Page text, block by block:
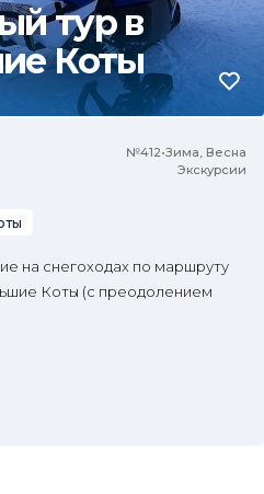
тур в
Коты
№412•Зима, Весна
Экскурсии
на снегоходах по маршруту
Коты (с преодолением